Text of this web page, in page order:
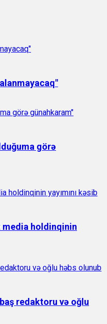
görə
media holdinqinin
redaktoru və oğlu